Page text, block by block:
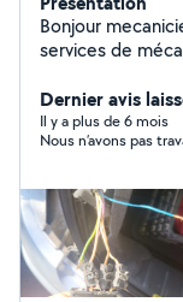
Bonjour
services de
Dernier avis
Il y a plus de 6 mois
Nous n’avons pas